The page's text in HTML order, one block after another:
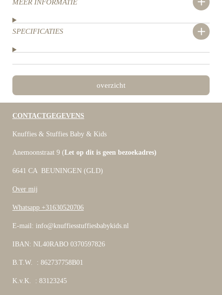
SPECIFICATIES
overzicht
CONTACTGEGEVENS
Knuffies & Stuffies Baby & Kids
Anemoonstraat 9 (Let op dit is geen bezoekadres)
6641 CA BEUNINGEN (GLD)
Over mij
Whatsapp +31630520706
E-mail: info@knuffiesstuffiesbabykids.nl
IBAN: NL40RABO 0370597826
B.T.W. : 862737758B01
K.v.K. : 83123245